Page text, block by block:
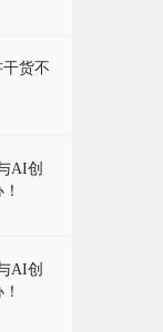
货不
AI创
AI创